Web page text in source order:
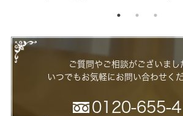
ご質問やご相談がございまし
いつでもお気軽にお問い合わせく
0120-655-